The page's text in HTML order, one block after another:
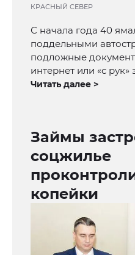
КРАСНЫЙ СЕВЕР
С начала года 40
поддельными
подложные
интернет или «с
Читать далее >
Займы
соцжилье
копейки